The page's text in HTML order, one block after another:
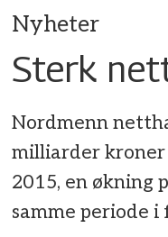
Nyheter
Sterk
Nordmenn
milliarder
2015, en økning
samme periode i